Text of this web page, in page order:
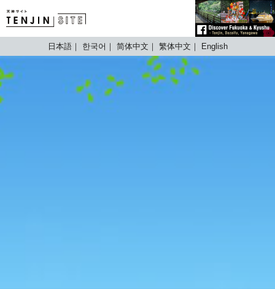
TENJIN SITE
日本語 한국어 简体中文 繁体中文 English